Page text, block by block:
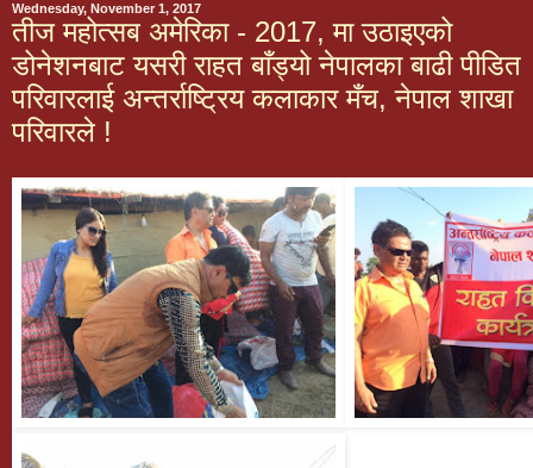
Wednesday, November 1, 2017
तीज महोत्सब अमेरिका - 2017, मा उठाइएको
डोनेशनबाट यसरी राहत बाँड्यो नेपालका बाढी पीडित
परिवारलाई अन्तर्राष्ट्रिय कलाकार मँच, नेपाल शाखा
परिवारले !